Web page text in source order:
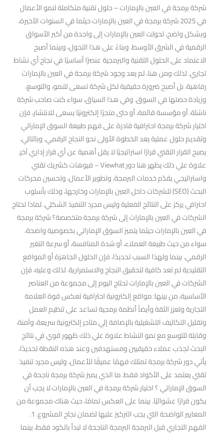
شركة برمجة في العين بالإمارات – حلول تقنية متكاملة لنمو الأعمال
في 2025 شركة برمجة في العين بالإمارات حيثما في السنوات الأخيرة،
وبشكل واضح، تحولت العين بالإمارات إلى واحدة من أكبر الأسواق
الرقمية في الشرق الأوسط. وبناءً على هذا التحول، وبينما أصبح
الاعتماد على الحلول التقنية والبرمجية عنصرًا أساسيًا في نجاح أي نشاط
تجاري. لذلك ومن هنا، لم يعد وجود شركة برمجة في العين بالإمارات
رفاهية، بل أصبح ضرورة حقيقية لكل شركة تسعى للنمو، والتوسع،
وزيادة حصتها في السوق. وفي هذا السياق، سواء كنت صاحب شركة
ناشئة، أو مؤسسة قائمة، أو حتى متجرًا إلكترونيًا يسعى للانتشار، فإن
اختيار شركة برمجة احترافية قادرة على فهم طبيعة السوق الإماراتي
وتقديم حلول عملية يعد الخطوة الأولى نحو النجاح الرقمي. وبالتالي،
يصبح القرار التقني قرارًا استراتيجيًا لا يقل أهمية عن أي قرار إداري آخر.
علاوة علي ذلك يظهر هنا دور Viewhat – فيوهات كشريك تقني
واستراتيجي يقدّم خدمات البرمجة، وتطوير الأعمال، وتحسين محركات
البحث (SEO) للشركات داخل العين بالإمارات وخارجها، وذلك بأسلوب
احترافي يركز على النتائج الفعلية وليس مجرد التنفيذ الشكلي. لماذا تحتاج
الشركات في العين بالإمارات إلى شركة برمجة متخصصة؟ شركة برمجة
في العين بالإمارات حيثما يتميز السوق الإماراتي بخصوصية واضحة،
سواء من حيث طبيعة العملاء، أو شدة المنافسة، أو سرعة التغير
الرقمي. بينما ولهذا السبب تحديدًا، فإن الحلول الجاهزة أو المواقع
التقليدية لم تعد كافية لتحقيق النجاح والاستمرارية. لذلك وعليه، فإن
الشركات في العين بالإمارات تحتاج اليوم إلى مجموعة من العناصر
الأساسية، من بينها: مواقع إلكترونية احترافية تعكس قوة العلامة
التجارية وتعزز الثقة وأيضاً أنظمة برمجية تساعد على تنظيم العمل
وتقليل التكاليف التشغيلية بالإضافة إلي متاجر إلكترونية سريعة، وآمنة،
وقابلة للتوسع مع نمو النشاط علاوة علي ذلك ظهور قوي في نتائج
البحث لجذب عملاء حقيقيين ومستهدفين وعند هذه النقطة تحديدًا،
يأتي دور شركة برمجة تمتلك فهمًا عميقًا للأعمال، وليس مجرد تنفيذ
تقني يعتمد على الأكواد فقط. ما الذي يميز شركة برمجة ناجحة في
السوق الإماراتي ؟ اختيار شركة برمجة في العين بالإمارات لا يجب أن
يكون قرارًا عشوائيًا. بينما على العكس تمامًا، حيث هناك مجموعة من
المعايير الواضحة التي يجب التركيز عليها لضمان نجاح المشروع. 1.
الفهم التجاري قبل البرمجة البرمجة الناجحة لا تبدأ بالكود فقط، بينما